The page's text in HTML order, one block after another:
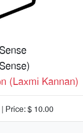
(Laxmi Kannan)
Price: $ 10.00